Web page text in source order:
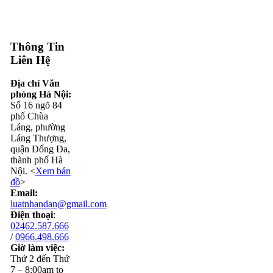
Thông Tin
Liên Hệ
Địa chỉ Văn
phòng Hà Nội:
Số 16 ngõ 84
phố Chùa
Láng, phường
Láng Thượng,
quận Đống Đa,
thành phố Hà
Nội. <Xem bản
đồ>
Email:
luatnhandan@gmail.com
Điện thoại:
02462.587.666
/0966.498.666
Giờ làm việc:
Thứ 2 đến Thứ
7 – 8:00am to